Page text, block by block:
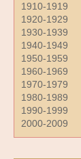
1910-1919
1920-1929
1930-1939
1940-1949
1950-1959
1960-1969
1970-1979
1980-1989
1990-1999
2000-2009